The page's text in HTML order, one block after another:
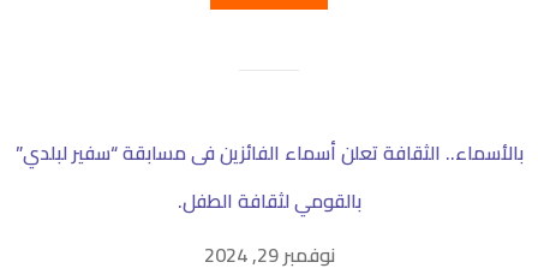
بالأسماء.. الثقافة تعلن أسماء الفائزين فى مسابقة “سفير لبلدي”
بالقومي لثقافة الطفل.
نوفمبر 29, 2024